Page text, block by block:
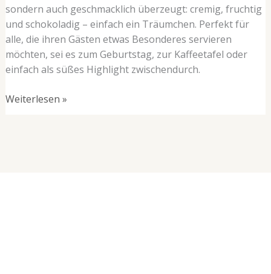
sondern auch geschmacklich überzeugt: cremig, fruchtig
und schokoladig – einfach ein Träumchen. Perfekt für
alle, die ihren Gästen etwas Besonderes servieren
möchten, sei es zum Geburtstag, zur Kaffeetafel oder
einfach als süßes Highlight zwischendurch.
Weiterlesen »